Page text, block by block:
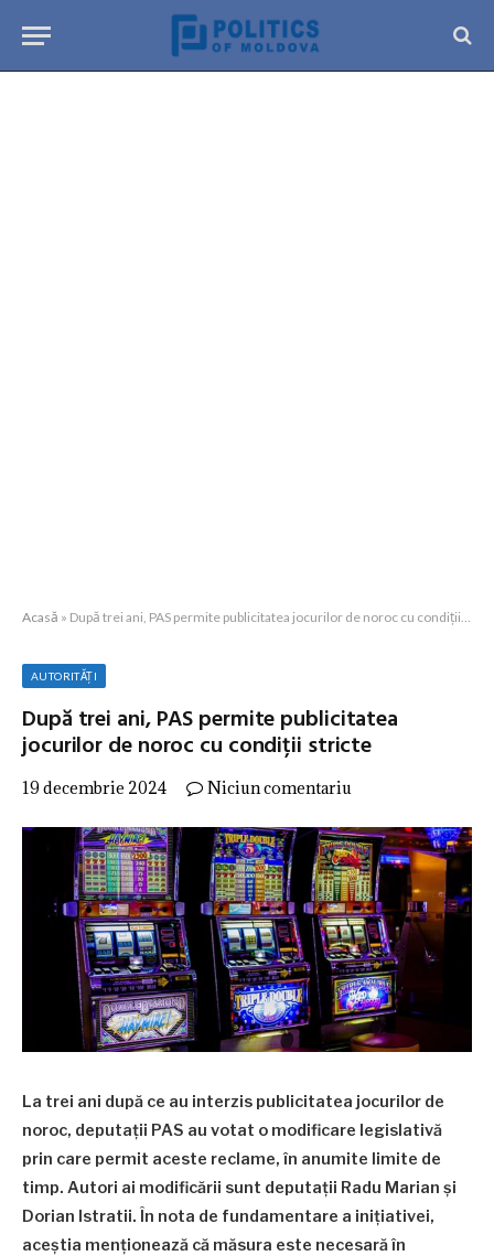
Acasă » După trei ani, PAS permite publicitatea jocurilor de noroc cu condiții stricte
AUTORITĂȚI
După trei ani, PAS permite publicitatea
jocurilor de noroc cu condiții stricte
19 decembrie 2024 Niciun comentariu
La trei ani după ce au interzis publicitatea jocurilor de
noroc, deputații PAS au votat o modificare legislativă
prin care permit aceste reclame, în anumite limite de
timp. Autori ai modificării sunt deputații Radu Marian și
Dorian Istratii. În nota de fundamentare a inițiativei,
aceștia menționează că măsura este necesară în